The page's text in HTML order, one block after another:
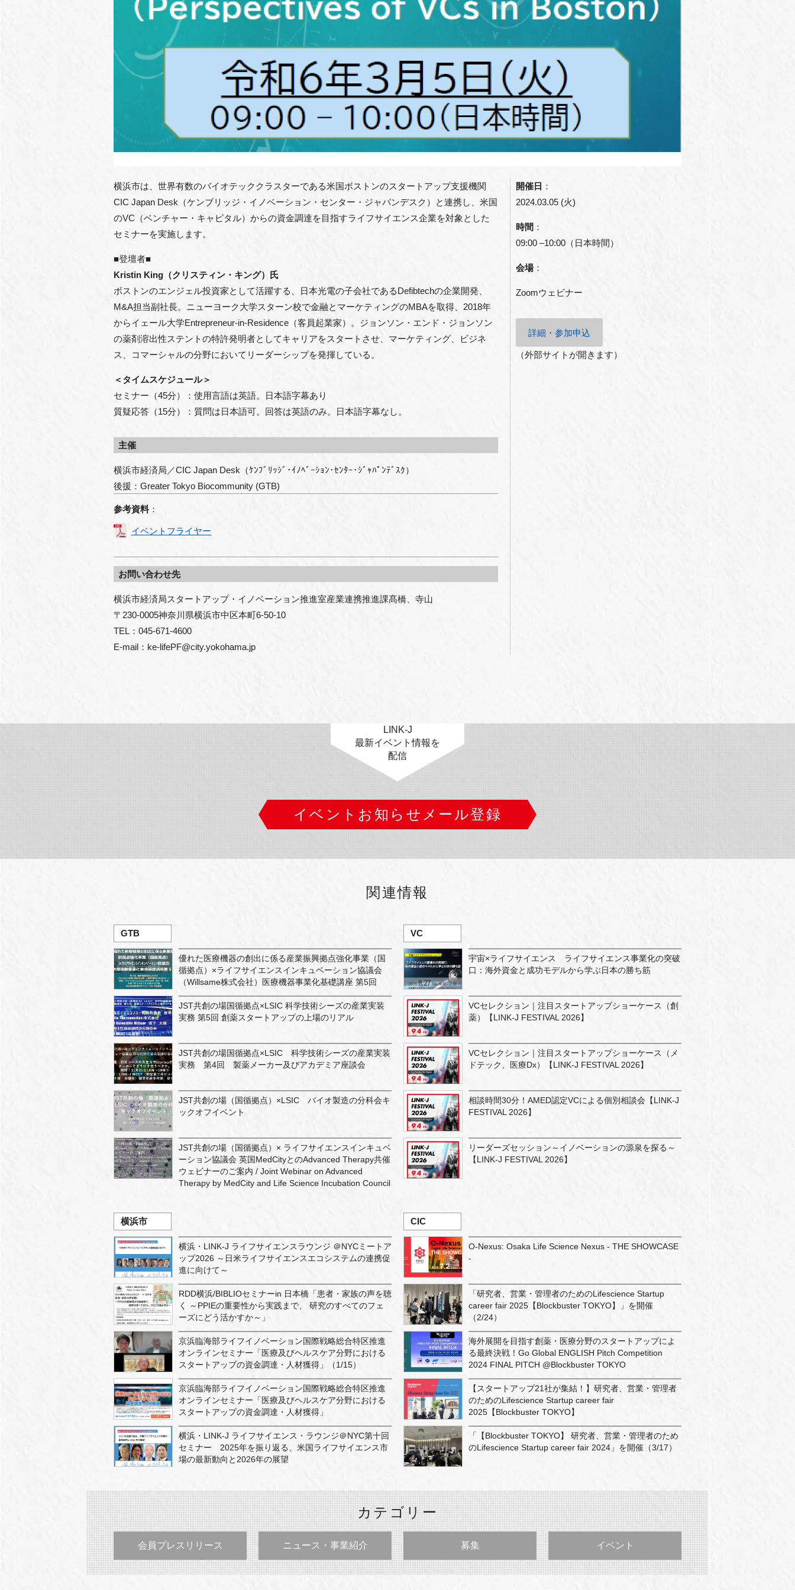
横浜市は、世界有数のバイオテッククラスターである米国ボストンのスタートアップ支援機関
CIC Japan Desk（ケンブリッジ・イノベーション・センター・ジャパンデスク）と連携し、米国
のVC（ベンチャー・キャピタル）からの資金調達を目指すライフサイエンス企業を対象とした
セミナーを実施します。
■登壇者■
Kristin King（クリスティン・キング）氏
ボストンのエンジェル投資家として活躍する、日本光電の子会社であるDefibtechの企業開発、
M&A担当副社長。ニューヨーク大学スターン校で金融とマーケティングのMBAを取得、2018年
からイェール大学Entrepreneur-in-Residence（客員起業家）。ジョンソン・エンド・ジョンソン
の薬剤溶出性ステントの特許発明者としてキャリアをスタートさせ、マーケティング、ビジネ
ス、コマーシャルの分野においてリーダーシップを発揮している。
＜タイムスケジュール＞
セミナー（45分）：使用言語は英語。日本語字幕あり
質疑応答（15分）：質問は日本語可。回答は英語のみ。日本語字幕なし。
主催
横浜市経済局／CIC Japan Desk（ｹﾝﾌﾞﾘｯｼﾞ･ｲﾉﾍﾞｰｼｮﾝ･ｾﾝﾀｰ･ｼﾞｬﾊﾟﾝﾃﾞｽｸ）
後援：Greater Tokyo Biocommunity (GTB)
参考資料：
イベントフライヤー
お問い合わせ先
横浜市経済局スタートアップ・イノベーション推進室産業連携推進課髙橋、寺山
〒230-0005神奈川県横浜市中区本町6-50-10
TEL：045-671-4600
E-mail：ke-lifePF@city.yokohama.jp
開催日 ：
2024.03.05 (火)
時間 ：
09:00 –10:00（日本時間）
会場：
Zoomウェビナー
詳細・参加申込
（外部サイトが開きます）
LINK-J
最新イベント情報を
配信
イベントお知らせメール登録
関連情報
GTB
優れた医療機器の創出に係る産業振興拠点強化事業（国
循拠点）×ライフサイエンスインキュベーション協議会
（Willsame株式会社）医療機器事業化基礎講座 第5回
JST共創の場国循拠点×LSIC 科学技術シーズの産業実装
実務 第5回 創薬スタートアップの上場のリアル
JST共創の場国循拠点×LSIC 科学技術シーズの産業実装
実務 第4回 製薬メーカー及びアカデミア座談会
JST共創の場（国循拠点）×LSIC バイオ製造の分科会キ
ックオフイベント
JST共創の場（国循拠点）× ライフサイエンスインキュベ
ーション協議会 英国MedCityとのAdvanced Therapy共催
ウェビナーのご案内 / Joint Webinar on Advanced
Therapy by MedCity and Life Science Incubation Council
VC
宇宙×ライフサイエンス ライフサイエンス事業化の突破
口：海外資金と成功モデルから学ぶ日本の勝ち筋
VCセレクション｜注目スタートアップショーケース（創
薬）【LINK-J FESTIVAL 2026】
VCセレクション｜注目スタートアップショーケース（メ
ドテック、医療Dx）【LINK-J FESTIVAL 2026】
相談時間30分！AMED認定VCによる個別相談会【LINK-J
FESTIVAL 2026】
リーダーズセッション～イノベーションの源泉を探る～
【LINK-J FESTIVAL 2026】
横浜市
横浜・LINK-J ライフサイエンスラウンジ ＠NYCミートア
ップ2026 ～日米ライフサイエンスエコシステムの連携促
進に向けて～
RDD横浜/BIBLIOセミナーin 日本橋「患者・家族の声を聴
く ～PPIEの重要性から実践まで、 研究のすべてのフェ
ーズにどう活かすか～」
京浜臨海部ライフイノベーション国際戦略総合特区推進
オンラインセミナー「医療及びヘルスケア分野における
スタートアップの資金調達・人材獲得」（1/15）
京浜臨海部ライフイノベーション国際戦略総合特区推進
オンラインセミナー「医療及びヘルスケア分野における
スタートアップの資金調達・人材獲得」
横浜・LINK-J ライフサイエンス・ラウンジ＠NYC第十回
セミナー 2025年を振り返る、米国ライフサイエンス市
場の最新動向と2026年の展望
CIC
O-Nexus: Osaka Life Science Nexus - THE SHOWCASE
-
「研究者、営業・管理者のためのLifescience Startup
career fair 2025【Blockbuster TOKYO】」を開催
（2/24）
海外展開を目指す創薬・医療分野のスタートアップによ
る最終決戦！Go Global ENGLISH Pitch Competition
2024 FINAL PITCH @Blockbuster TOKYO
【スタートアップ21社が集結！】研究者、営業・管理者
のためのLifescience Startup career fair
2025【Blockbuster TOKYO】
「【Blockbuster TOKYO】 研究者、営業・管理者のため
のLifescience Startup career fair 2024」を開催（3/17）
カテゴリー
会員プレスリリース ニュース・事業紹介 募集 イベント